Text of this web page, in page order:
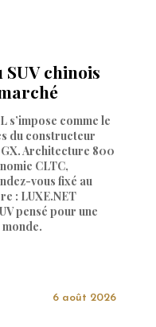
SUV chinois
s’impose comme le
du constructeur
Architecture 800
CLTC,
vous fixé au
: LUXE.NET
pensé pour une
6 août 2026